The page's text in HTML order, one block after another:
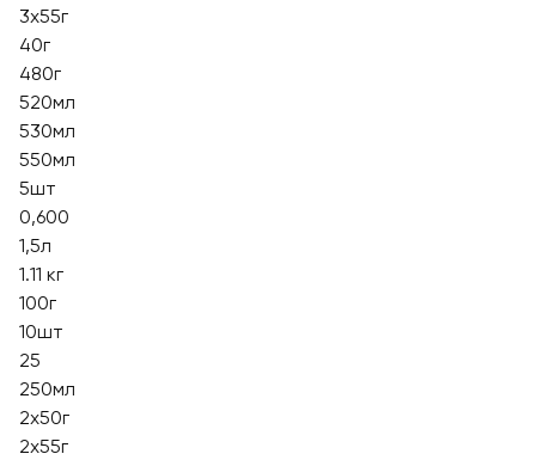
3х55г
40г
480г
520мл
530мл
550мл
5шт
0,600
1,5л
1.11 кг
100г
10шт
25
250мл
2x50г
2х55г